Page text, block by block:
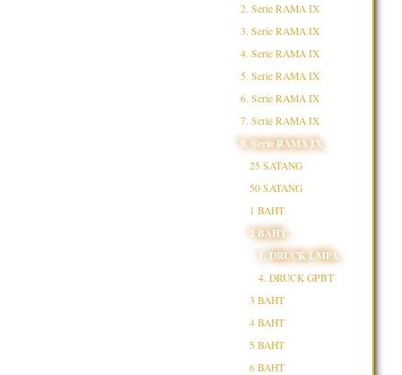
2. Serie RAMA IX
3. Serie RAMA IX
4. Serie RAMA IX
5. Serie RAMA IX
6. Serie RAMA IX
7. Serie RAMA IX
8. Serie RAMA IX
25 SATANG
50 SATANG
1 BAHT
2 BAHT
1. DRUCK LMPA
4. DRUCK GPBT
3 BAHT
4 BAHT
5 BAHT
6 BAHT